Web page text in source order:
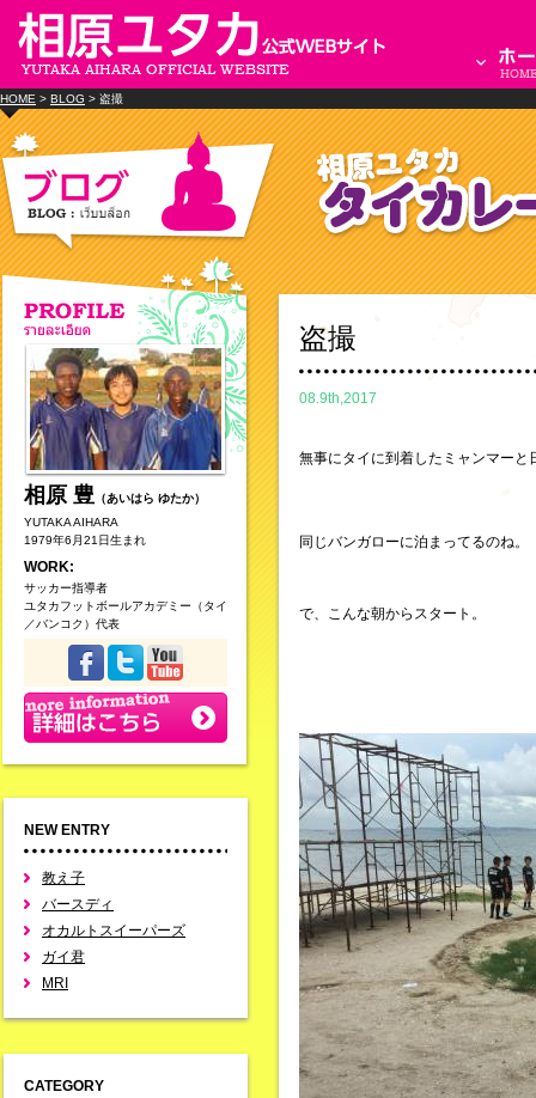
HOME > BLOG > 盗撮
相原 豊 （あいはら ゆたか）
YUTAKA AIHARA
1979年6月21日生まれ
WORK:
サッカー指導者
ユタカフットボールアカデミー（タイ
／バンコク）代表
NEW ENTRY
教え子
バースディ
オカルトスイーパーズ
ガイ君
MRI
CATEGORY
盗撮
08.9th,2017
無事にタイに到着したミャンマーと
同じバンガローに泊まってるのね。
で、こんな朝からスタート。